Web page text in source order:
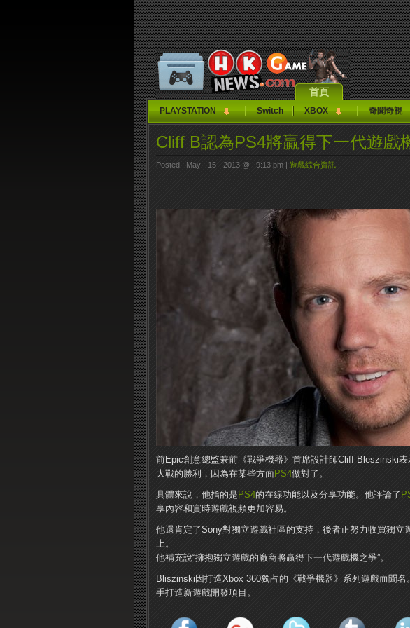
首頁
PLAYSTATION Switch XBOX 奇聞奇視
Cliff B認為PS4將贏得下一代遊戲
Posted : May - 15 - 2013 @ : 9:13 pm | 遊戲綜合資訊
前Epic創意總監兼前《戰爭機器》首席設計師Cliff Bleszinski
大戰的勝利，因為在某些方面PS4做對了。
具體來說，他指的是 PS4的在線功能以及分享功能。他評論了
享內容和實時遊戲視頻更加容易。
他還肯定了Sony對獨立遊戲社區的支持，後者正努力收買獨立
上。
他補充說“擁抱獨立遊戲的廠商將贏得下一代遊戲機之爭”。
Bliszinski因打造Xbox 360獨占的《戰爭機器》系列遊戲而聞
手打造新遊戲開發項目。